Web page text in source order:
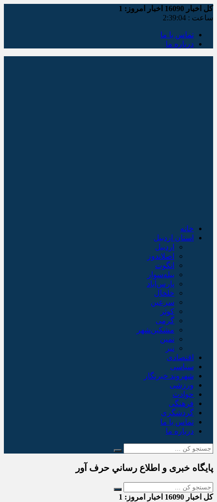
کل اخبار اخبار امروز: 1
ساعت : 2:39:05
تماس با ما
درباره ما
خانه
استان اردبیل
اردبیل
اصلاندوز
انگوت
بیله‌سوار
پارس‌آباد
خلخال
سرعین
کوثر
گرمی
مشکین‌شهر
نمین
نیر
اقتصادی
سیاسی
شهروند خبرنگار
ورزشی
حوادث
فرهنگی
گردشگری
تماس با ما
درباره ما
پایگاه خبری و اطلاع رساني حرف آور
کل اخبار اخبار امروز: 1